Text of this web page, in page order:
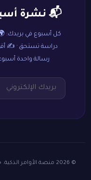
📬 نشرة
كل أسبوع في بريدك: 🌍
دراسة تستحق · ✍️
رسالة واحدة
© 2026 منصة الأوامر الذكية. جميع الحقوق محفوظة. ·